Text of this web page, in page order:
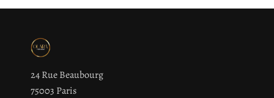
24 Rue Beaubourg
75003 Paris